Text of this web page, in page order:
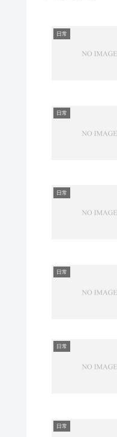
日常
日常
日常
日常
日常
日常